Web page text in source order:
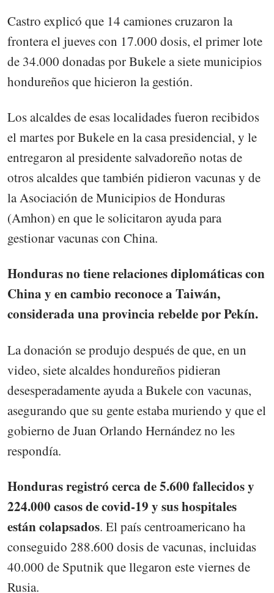
Castro explicó que 14 camiones cruzaron la
frontera el jueves con 17.000 dosis, el primer lote
de 34.000 donadas por Bukele a siete municipios
hondureños que hicieron la gestión.
Los alcaldes de esas localidades fueron recibidos
el martes por Bukele en la casa presidencial, y le
entregaron al presidente salvadoreño notas de
otros alcaldes que también pidieron vacunas y de
la Asociación de Municipios de Honduras
(Amhon) en que le solicitaron ayuda para
gestionar vacunas con China.
Honduras no tiene relaciones diplomáticas con
China y en cambio reconoce a Taiwán,
considerada una provincia rebelde por Pekín.
La donación se produjo después de que, en un
video, siete alcaldes hondureños pidieran
desesperadamente ayuda a Bukele con vacunas,
asegurando que su gente estaba muriendo y que el
gobierno de Juan Orlando Hernández no les
respondía.
Honduras registró cerca de 5.600 fallecidos y
224.000 casos de covid-19 y sus hospitales
están colapsados. El país centroamericano ha
conseguido 288.600 dosis de vacunas, incluidas
40.000 de Sputnik que llegaron este viernes de
Rusia.